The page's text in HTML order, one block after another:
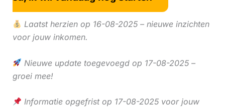
Laatst herzien op 16-08-2025 – nieuwe inzichten
voor jouw inkomen.
Nieuwe update toegevoegd op 17-08-2025 –
groei mee!
Informatie opgefrist op 17-08-2025 voor jouw